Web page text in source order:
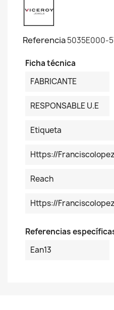
Referencia5035E000-
Ficha técnica
FABRICANTE
RESPONSABLE U.E
Etiqueta
Https://
Reach
Https://
Referencias
Ean13